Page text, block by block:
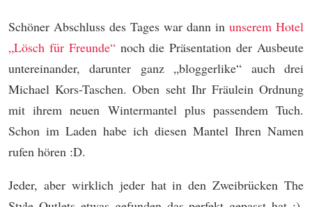
Schöner Abschluss des Tages war dann in unserem Hotel
„Lösch für Freunde“noch die Präsentation der Ausbeute
untereinander, darunter ganz „bloggerlike“ auch drei
Michael Kors-Taschen. Oben seht Ihr Fräulein Ordnung
mit ihrem neuen Wintermantel plus passendem Tuch.
Schon im Laden habe ich diesen Mantel Ihren Namen
rufen hören :D.
Jeder, aber wirklich jeder hat in den Zweibrücken The